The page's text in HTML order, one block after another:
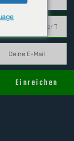
Einreichen